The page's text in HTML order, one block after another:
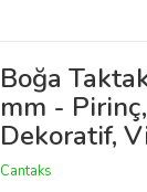
Boğa
mm -
Dekoratif,
Cantaks